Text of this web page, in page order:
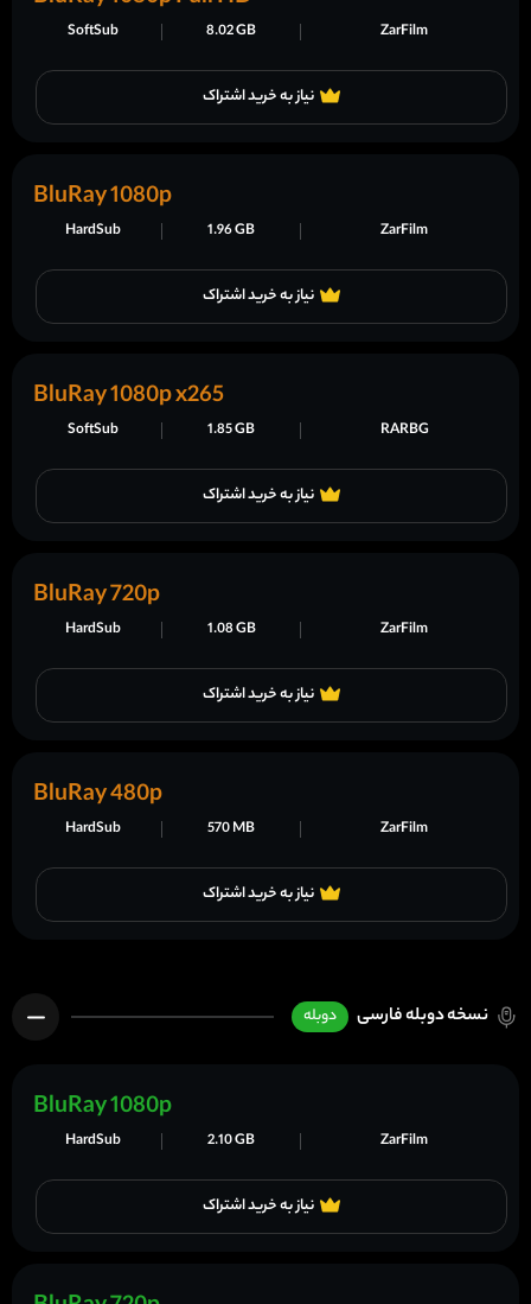
نیاز به خرید اشتراک
ZarFilm
8.02 GB
SoftSub
نیاز به خرید اشتراک
ZarFilm
1.96 GB
HardSub
BluRay 1080p
نیاز به خرید اشتراک
RARBG
1.85 GB
SoftSub
BluRay 1080p x265
نیاز به خرید اشتراک
ZarFilm
1.08 GB
HardSub
BluRay 720p
نیاز به خرید اشتراک
ZarFilm
570 MB
HardSub
BluRay 480p
نسخه دوبله فارسی دوبله
نیاز به خرید اشتراک
ZarFilm
2.10 GB
HardSub
BluRay 1080p